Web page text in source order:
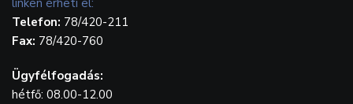
Telefon: 78/420-211
Fax: 78/420-760
Ügyfélfogadás:
hétfő: 08.00-12.00